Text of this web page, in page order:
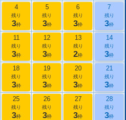
4
残り
3枠
5
残り
3枠
6
残り
3枠
7
残り
3枠
11
残り
3枠
12
残り
3枠
13
残り
2枠
14
残り
3枠
18
残り
3枠
19
残り
3枠
20
残り
3枠
21
残り
3枠
25
残り
3枠
26
残り
3枠
27
残り
3枠
28
残り
3枠